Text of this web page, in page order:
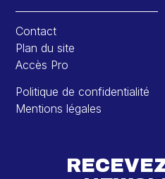
Contact
Plan du site
Accès Pro
Politique de confidentialité
Mentions légales